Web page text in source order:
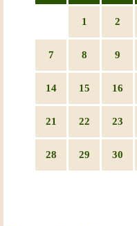
1 2
7 8 9
14 15 16
21 22 23
28 29 30